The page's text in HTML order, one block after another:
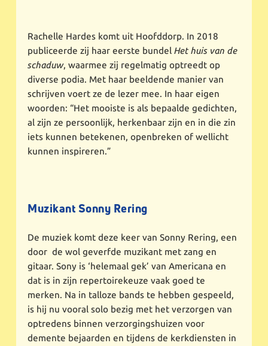
Rachelle Hardes komt uit Hoofddorp. In 2018
publiceerde zij haar eerste bundelHet huis van de
schaduw, waarmee zij regelmatig optreedt op
diverse podia. Met haar beeldende manier van
schrijven voert ze de lezer mee. In haar eigen
woorden: “Het mooiste is als bepaalde gedichten,
al zijn ze persoonlijk, herkenbaar zijn en in die zin
iets kunnen betekenen, openbreken of wellicht
kunnen inspireren.”
Muzikant Sonny Rering
De muziek komt deze keer van Sonny Rering, een
door de wol geverfde muzikant met zang en
gitaar. Sony is ‘helemaal gek’ van Americana en
dat is in zijn repertoirekeuze vaak goed te
merken. Na in talloze bands te hebben gespeeld,
is hij nu vooral solo bezig met het verzorgen van
optredens binnen verzorgingshuizen voor
demente bejaarden en tijdens de kerkdiensten in